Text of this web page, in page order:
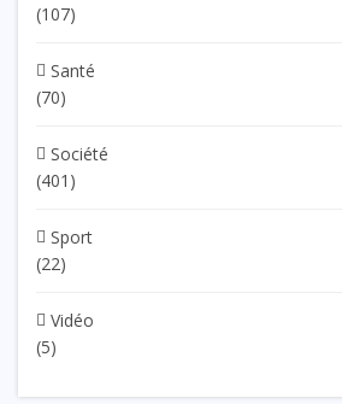
(107)
Santé
(70)
Société
(401)
Sport
(22)
Vidéo
(5)